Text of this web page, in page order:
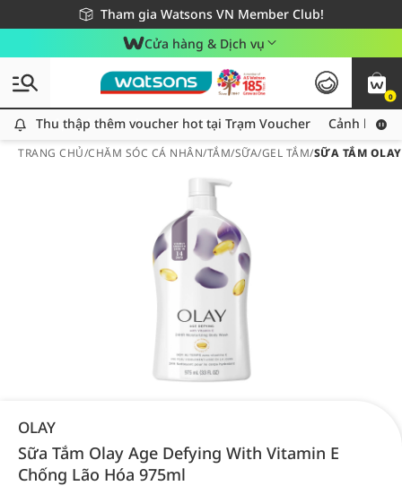
Tham gia Watsons VN Member Club!
Miễn phí giao hàng cho đơn hàng từ 249,000Đ
Giao hàng nhanh 24h - Áp dụng khu vực TP. Hồ Chí Minh
Cửa hàng & Dịch vụ
0
Thu thập thêm voucher hot tại Trạm Voucher
Thu thập thêm voucher hot tại Trạm Voucher Cảnh báo
TRANG CHỦ/CHĂM SÓC CÁ NHÂN/TẮM/SỮA/GEL TẮM/SỮA TẮM
OLAY
Sữa Tắm Olay Age Defying With Vitamin E
Chống Lão Hóa 975ml